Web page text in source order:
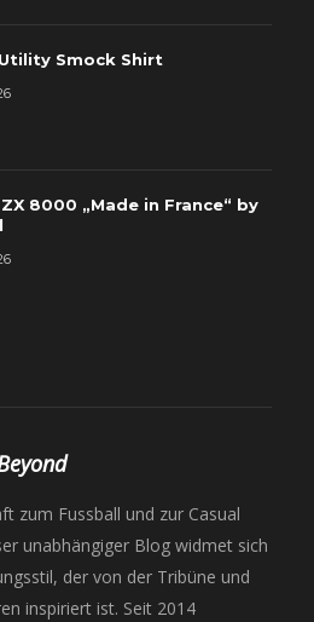
Utility Smock Shirt
8000 „Made in France“ by
zum Fussball und zur Casual
unabhängiger Blog widmet sich
der von der Tribüne und
inspiriert ist. Seit 2014